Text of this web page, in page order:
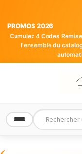
PROMOS 2026
Cumulez 4 Codes
l'ensemble du